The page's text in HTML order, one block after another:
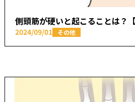
2024/09/01 その他